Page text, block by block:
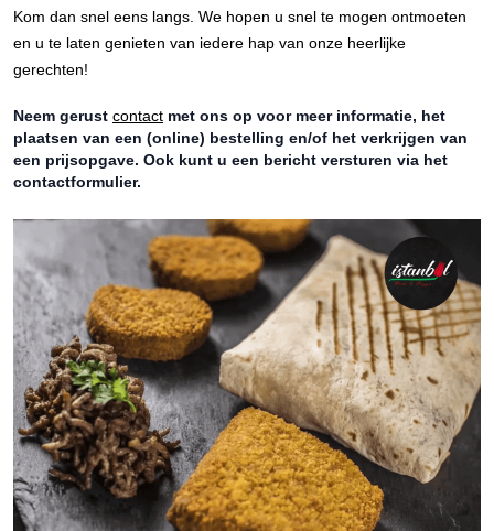
Kom dan snel eens langs. We hopen u snel te mogen ontmoeten
en u te laten genieten van iedere hap van onze heerlijke
gerechten!
Neem gerust contact met ons op voor meer informatie, het
plaatsen van een (online) bestelling en/of het verkrijgen van
een prijsopgave. Ook kunt u een bericht versturen via het
contactformulier.